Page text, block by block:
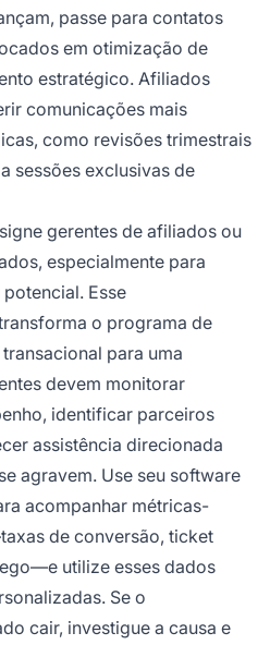
passe para contatos
em otimização de
estratégico. Afiliados
comunicações mais
como revisões trimestrais
sessões exclusivas de
gerentes de afiliados ou
especialmente para
Esse
o programa de
para uma
devem monitorar
identificar parceiros
assistência direcionada
agravem. Use seu software
acompanhar métricas-
de conversão, ticket
utilize esses dados
Se o
cair, investigue a causa e